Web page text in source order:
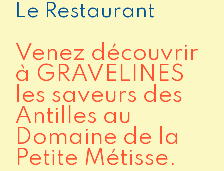
Le Restaurant
Venez découvrir
à GRAVELINES
les saveurs des
Antilles au
Domaine de la
Petite Métisse.